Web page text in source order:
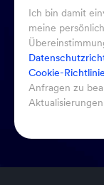
Ich bin damit
meine
Cookie-Richtlinie
Anfragen zu